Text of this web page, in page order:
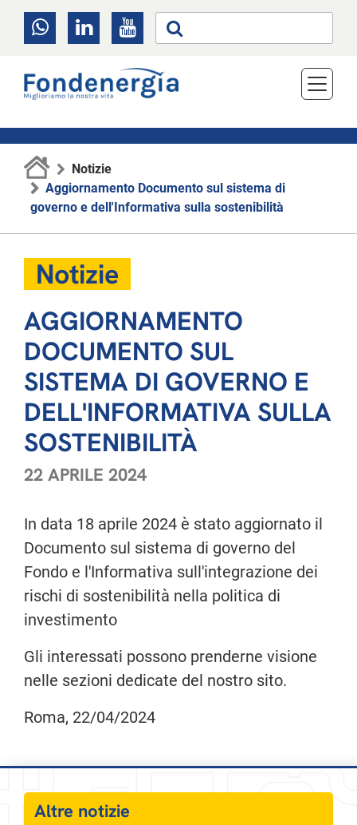
Notizie
Aggiornamento Documento sul sistema di
governo e dell'Informativa sulla sostenibilità
Notizie
AGGIORNAMENTO
DOCUMENTO SUL
SISTEMA DI GOVERNO E
DELL'INFORMATIVA SULLA
SOSTENIBILITÀ
22 APRILE 2024
In data 18 aprile 2024 è stato aggiornato il
Documento sul sistema di governo del
Fondo e l'Informativa sull'integrazione dei
rischi di sostenibilità nella politica di
investimento
Gli interessati possono prenderne visione
nelle sezioni dedicate del nostro sito.
Roma, 22/04/2024
Altre notizie